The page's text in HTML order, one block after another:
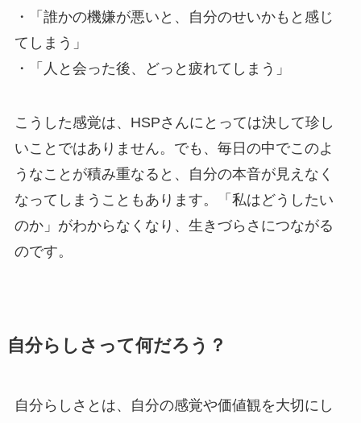
・「誰かの機嫌が悪いと、自分のせいかもと感じ
てしまう」
・「人と会った後、どっと疲れてしまう」
こうした感覚は、HSPさんにとっては決して珍し
いことではありません。でも、毎日の中でこのよ
うなことが積み重なると、自分の本音が見えなく
なってしまうこともあります。「私はどうしたい
のか」がわからなくなり、生きづらさにつながる
のです。
自分らしさって何だろう？
自分らしさとは、自分の感覚や価値観を大切にし